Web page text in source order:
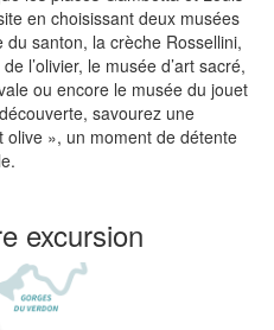
en choisissant deux musées
santon, la crèche Rossellini,
l’olivier, le musée d’art sacré,
ou encore le musée du jouet
savourez une
», un moment de détente
excursion